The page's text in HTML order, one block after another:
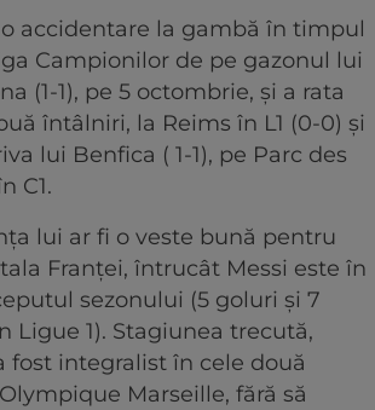
accidentare la gambă în timpul
Campionilor de pe gazonul lui
(1-1), pe 5 octombrie, şi a rata
întâlniri, la Reims în L1 (0-0) şi
lui Benfica ( 1-1), pe Parc des
C1.
lui ar fi o veste bună pentru
Franţei, întrucât Messi este în
sezonului (5 goluri şi 7
Ligue 1). Stagiunea trecută,
fost integralist în cele două
Marseille, fără să